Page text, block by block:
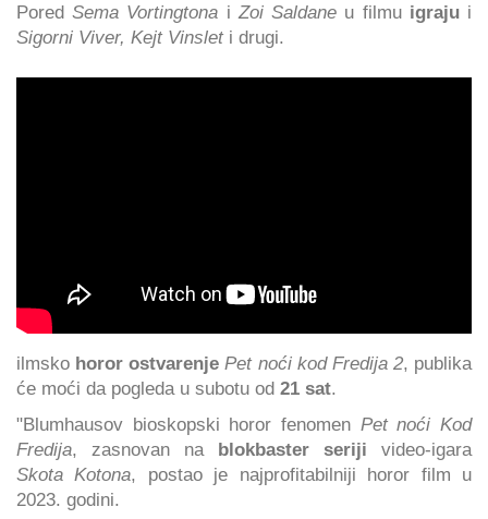
PoredSema Vortingtona i Zoi Saldane u filmuigrajui
Sigorni Viver, Kejt Vinsleti drugi.
ilmsko horor ostvarenje Pet noći kod Fredija 2, publika
će moći da pogleda u subotu od 21 sat
"Blumhausov bioskopski horor fenomen Pet noći Kod
Fredija, zasnovan na blokbaster seriji video-igara
Skota Kotona, postao je najprofitabilniji horor film u
2023. godini.